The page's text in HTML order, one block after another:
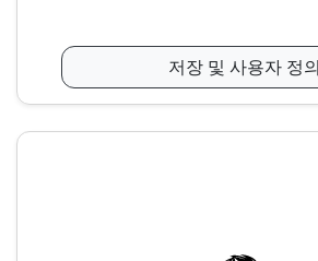
저장 및 사용자 정의